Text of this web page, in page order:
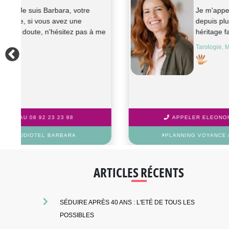
Bonjour à tous, Je suis Morgane,
médium pure. C est un don de
naissance qui m a été transmis par ma
Voyance, Médium, Radiésthésie
APPELER MORGANE AU 08 92 23 23 88
PLANNING VOYANCE AUDIOTEL MORGANE
ARTICLES RÉCENTS
SÉDUIRE APRÈS 40 ANS : L'ETÉ DE TOUS LES
POSSIBLES